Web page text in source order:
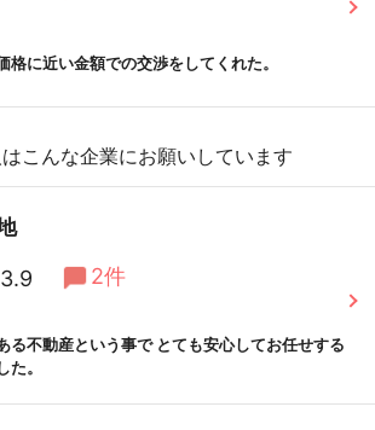
格に近い金額での交渉をしてくれた。
こんな企業にお願いしています
3.9 2件
る不動産という事で とても安心してお任せする
た。